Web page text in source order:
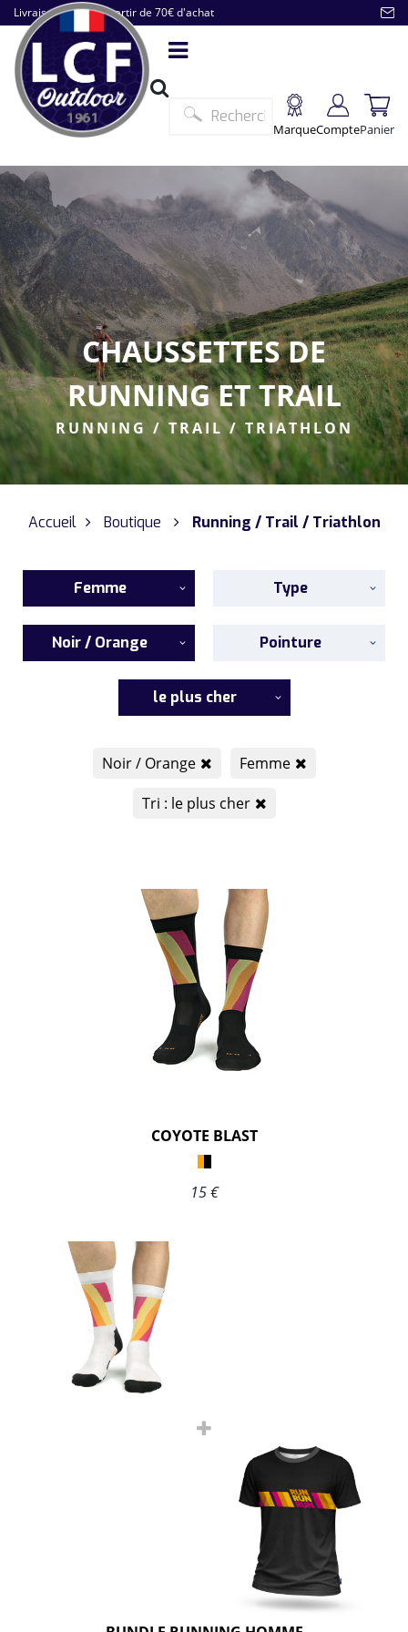
Livraison offerte à partir de 70€ d'achat
MarqueComptePanier
CHAUSSETTES DE
RUNNING ET TRAIL
RUNNING / TRAIL / TRIATHLON
Accueil Boutique Running / Trail / Triathlon
Femme Type
Noir / Orange Pointure
le plus cher
Noir / Orange
Femme
Tri : le plus cher
COYOTE BLAST
15 €